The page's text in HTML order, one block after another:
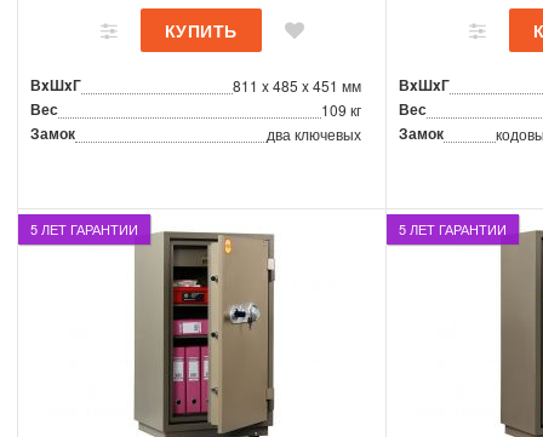
ВxШxГ 811 x 485 x 451 мм
Вес 109 кг
Замок два ключевых
ВxШxГ
Вес
Замок
5 ЛЕТ ГАРАНТИИ 5 ЛЕТ ГАРАНТИИ